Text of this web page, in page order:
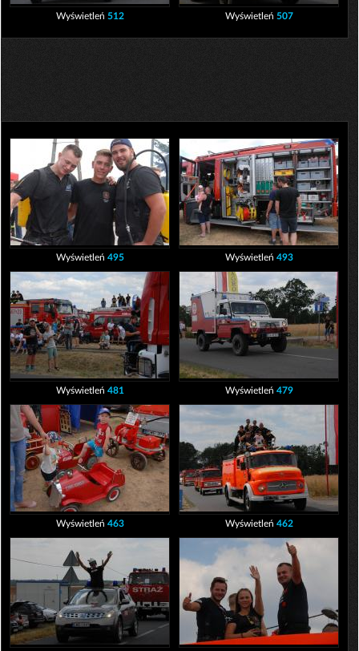
Wyświetleń 512 Wyświetleń 507
Wyświetleń 495 Wyświetleń 493
Wyświetleń 481 Wyświetleń 479
Wyświetleń 463 Wyświetleń 462